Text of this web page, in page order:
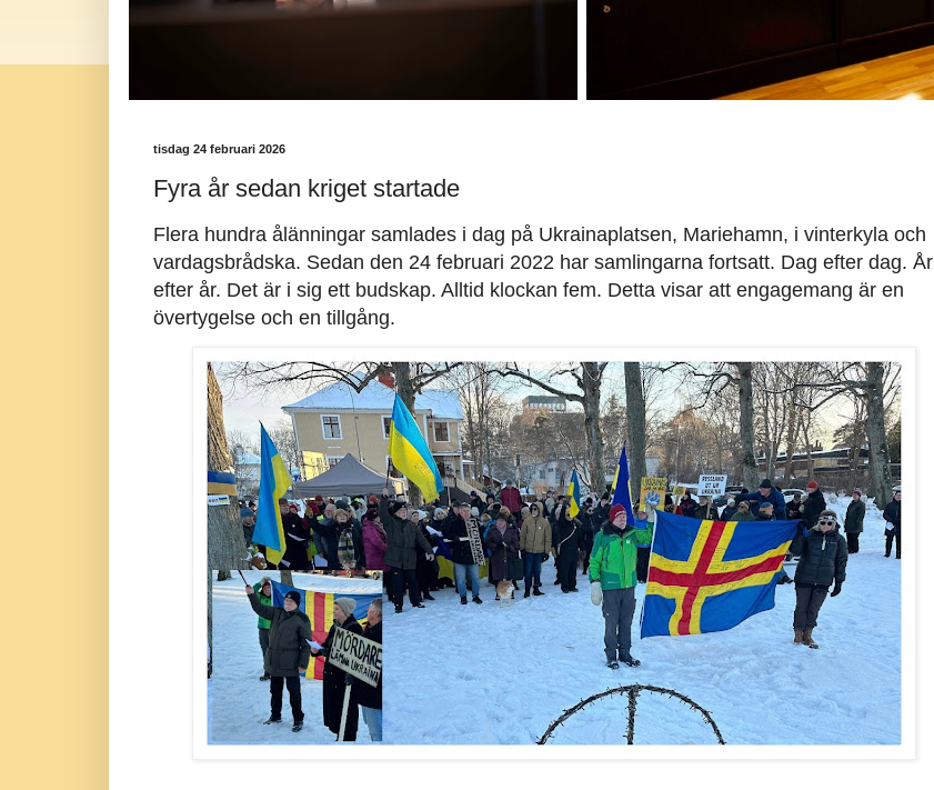
tisdag 24 februari 2026
Fyra år sedan kriget startade
Flera hundra ålänningar samlades i dag på Ukrainaplatsen, Mariehamn, i vinterkyla och
vardagsbrådska. Sedan den 24 februari 2022 har samlingarna fortsatt. Dag efter dag. År
efter år. Det är i sig ett budskap. Alltid klockan fem. Detta visar att engagemang är en
övertygelse och en tillgång.